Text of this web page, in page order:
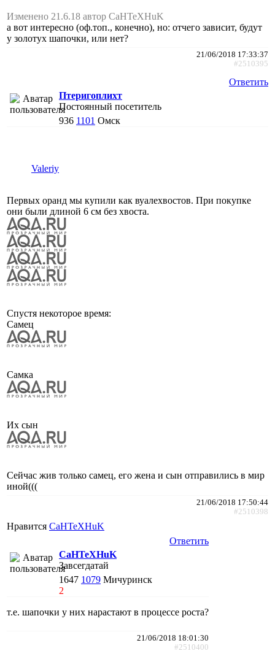
Изменено 21.6.18 автор CaHTeXHuK
а вот интересно (оф.топ., конечно), но: отчего зависит, будут
у золотух шапочки, или нет?
21/06/2018 17:33:37
#2510395
Ответить
Птеригоплихт
Постоянный посетитель
936 1101 Омск
Valeriy
Первых оранд мы купили как вуалехвостов. При покупке
они были длиной 6 см без хвоста.
Спустя некоторое время:
Самец
Самка
Их сын
Сейчас жив только самец, его жена и сын отправились в мир
иной(((
21/06/2018 17:50:44
#2510398
Нравится CaHTeXHuK
Ответить
CaHTeXHuK
Завсегдатай
1647 1079 Мичуринск
2
т.е. шапочки у них нарастают в процессе роста?
21/06/2018 18:01:30
#2510400